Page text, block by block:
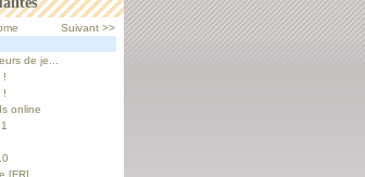
Suivant >>
de je...
!
!
online
[FR]